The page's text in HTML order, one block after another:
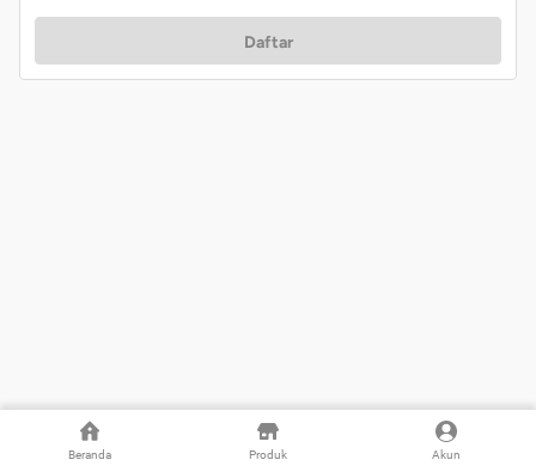
Beranda Produk Akun
Daftar